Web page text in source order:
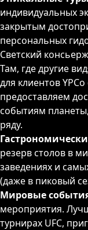
индивидуальных
закрытым
персональных
Светский
Там, где другие
для клиентов
предоставляем
событиям
ряду.
резерв столов в
заведениях и
(даже в пиковый
Мировые
мероприятия.
турнирах UFC,